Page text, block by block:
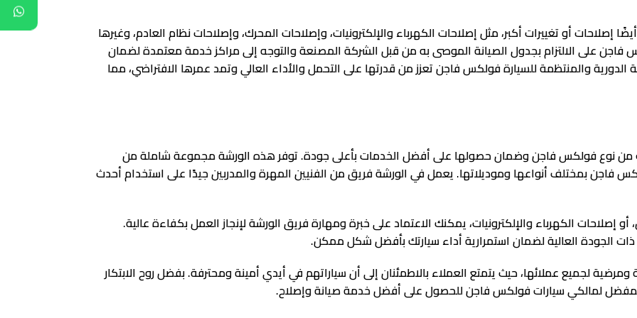
إصلاحات أو تغييرات أكبر، مثل إصلاحات الكهرباء والإلكترونيات، وإصلاحات المحرك، وإصلاحات نظام العادم، وغيرها
على الالتزام بجدول الصيانة الموصى به من قبل الشركة المصنعة والتوجه إلى مراكز خدمة معتمدة لضمان
والمنتظمة للسيارة فولكس فاجن تعزز من قدرتها على التحمل والأداء العالي وتمد عمرها الافتراضي، مما
من نوع فولكس فاجن وضمان حصولها على أفضل الخدمات بأعلى جودة. توفر هذه الورشة مجموعة شاملة من
فاجن بمختلف أنواعها وموديلاتها. يعمل في الورشة فريق من الفنيين المهرة والمدربين جيدًا على استخدام أحدث
الكهرباء والإلكترونيات، يمكنك الاعتماد على خبرة ومهارة فريق الورشة لإنجاز العمل بكفاءة عالية.
ذات الجودة العالية لضمان استمرارية أداء سيارتك بأفضل شكل ممكن.
لجميع عملائها، حيث يتمتع العملاء بالاطمئنان إلى أن سياراتهم في أيدي أمينة ومحترفة. بفضل روح الابتكار
لمالكي سيارات فولكس فاجن للحصول على أفضل خدمة صيانة وإصلاح.